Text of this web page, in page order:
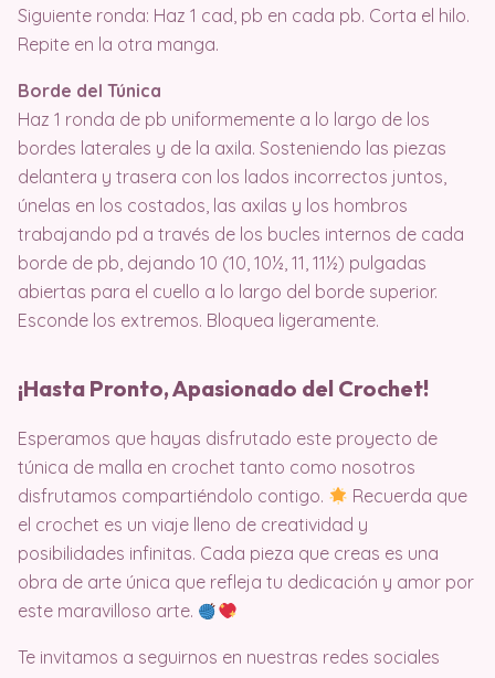
Siguiente ronda: Haz 1 cad, pb en cada pb. Corta el hilo.
Repite en la otra manga.
Borde del Túnica
Haz 1 ronda de pb uniformemente a lo largo de los
bordes laterales y de la axila. Sosteniendo las piezas
delantera y trasera con los lados incorrectos juntos,
únelas en los costados, las axilas y los hombros
trabajando pd a través de los bucles internos de cada
borde de pb, dejando 10 (10, 10½, 11, 11½) pulgadas
abiertas para el cuello a lo largo del borde superior.
Esconde los extremos. Bloquea ligeramente.
¡Hasta Pronto, Apasionado del Crochet!
Esperamos que hayas disfrutado este proyecto de
túnica de malla en crochet tanto como nosotros
disfrutamos compartiéndolo contigo.
Recuerda que
el crochet es un viaje lleno de creatividad y
posibilidades infinitas. Cada pieza que creas es una
obra de arte única que refleja tu dedicación y amor por
este maravilloso arte.
Te invitamos a seguirnos en nuestras redes sociales